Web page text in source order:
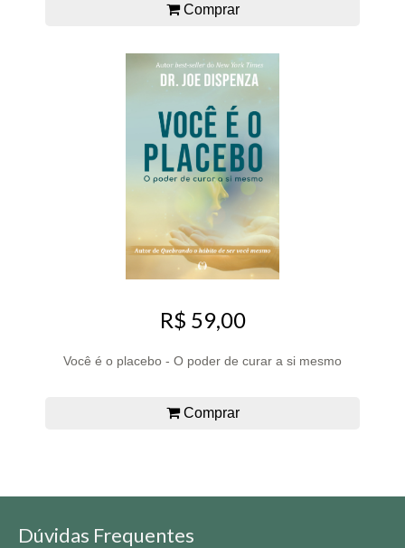
Comprar
R$ 59,00
Você é o placebo - O poder de curar a si mesmo
Comprar
Dúvidas Frequentes